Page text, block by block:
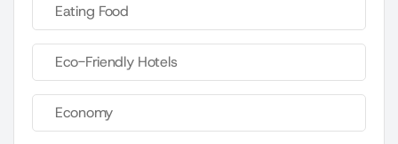
Eating Food
Eco-Friendly Hotels
Economy